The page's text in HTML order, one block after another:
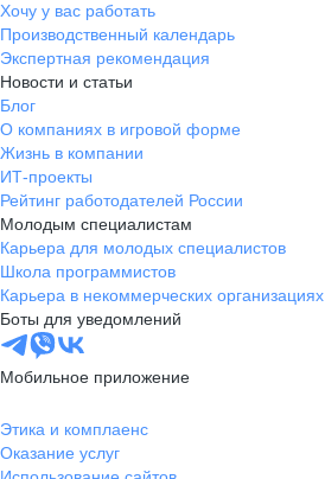
Хочу у вас работать
Производственный календарь
Экспертная рекомендация
Новости и статьи
Блог
О компаниях в игровой форме
Жизнь в компании
ИТ-проекты
Рейтинг работодателей России
Молодым специалистам
Карьера для молодых специалистов
Школа программистов
Карьера в некоммерческих организациях
Боты для уведомлений
Мобильное приложение
Этика и комплаенс
Оказание услуг